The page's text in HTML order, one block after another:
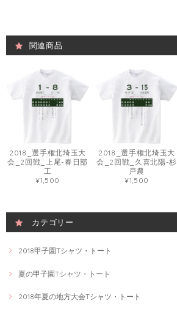
関連商品
2018_選手権北埼玉大
会_2回戦_上尾-春日部
工
¥1,500
2018_選手権北埼玉大
会_2回戦_久喜北陽-杉
戸農
¥1,500
カテゴリー
2018甲子園Tシャツ・トート
夏の甲子園Tシャツ・トート
2018年夏の地方大会Tシャツ・トート